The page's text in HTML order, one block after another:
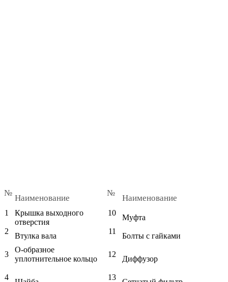
№
Наименование
№
Наименование
1 Крышка выходного
отверстия
10
Муфта
2
Втулка вала
11
Болты с гайками
3
О-образное
уплотнительное кольцо
12
Диффузор
4 13